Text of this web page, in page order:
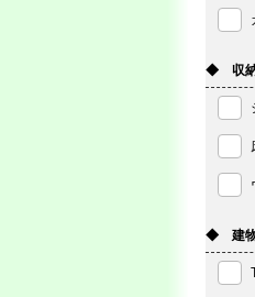
◆ 収
◆ 建物